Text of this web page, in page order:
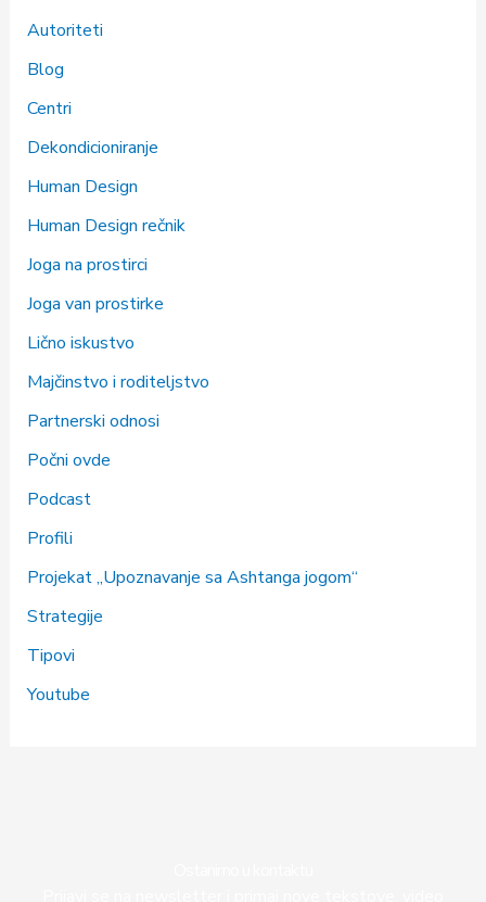
Autoriteti
Blog
Centri
Dekondicioniranje
Human Design
Human Design rečnik
Joga na prostirci
Joga van prostirke
Lično iskustvo
Majčinstvo i roditeljstvo
Partnerski odnosi
Počni ovde
Podcast
Profili
Projekat „Upoznavanje sa Ashtanga jogom“
Strategije
Tipovi
Youtube